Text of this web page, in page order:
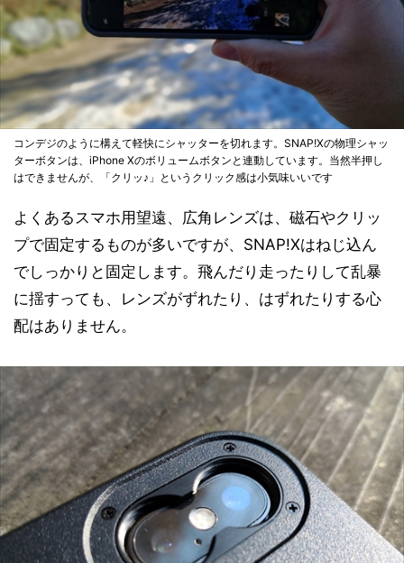
コンデジのように構えて軽快にシャッターを切れます。SNAP!Xの物理シャッ
ターボタンは、iPhone Xのボリュームボタンと連動しています。当然半押し
はできませんが、「クリッ♪」というクリック感は小気味いいです
よくあるスマホ用望遠、広角レンズは、磁石やクリッ
プで固定するものが多いですが、SNAP!Xはねじ込ん
でしっかりと固定します。飛んだり走ったりして乱暴
に揺すっても、レンズがずれたり、はずれたりする心
配はありません。